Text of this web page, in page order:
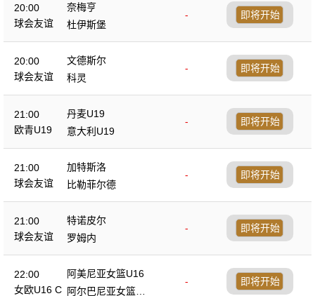
20:00
球会友谊
奈梅亨
-
杜伊斯堡
即将开始
20:00
球会友谊
文德斯尔
-
科灵
即将开始
21:00
欧青U19
丹麦U19
-
意大利U19
即将开始
21:00
球会友谊
加特斯洛
-
比勒菲尔德
即将开始
21:00
球会友谊
特诺皮尔
-
罗姆内
即将开始
22:00
女欧U16 C
阿美尼亚女篮U16
-
阿尔巴尼亚女篮U1
即将开始